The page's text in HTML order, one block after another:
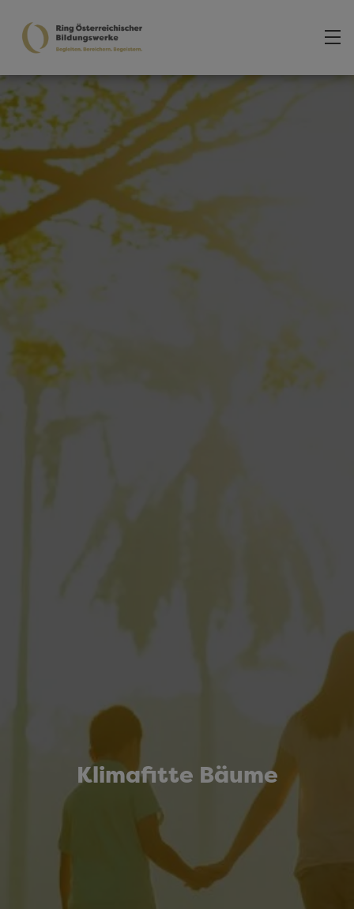
Zum Hauptinhalt springen
Über uns
Team des Generalsekretariats
Mitglieder
Leitsätze
Bildung vor Ort
Klimafitte Bäume